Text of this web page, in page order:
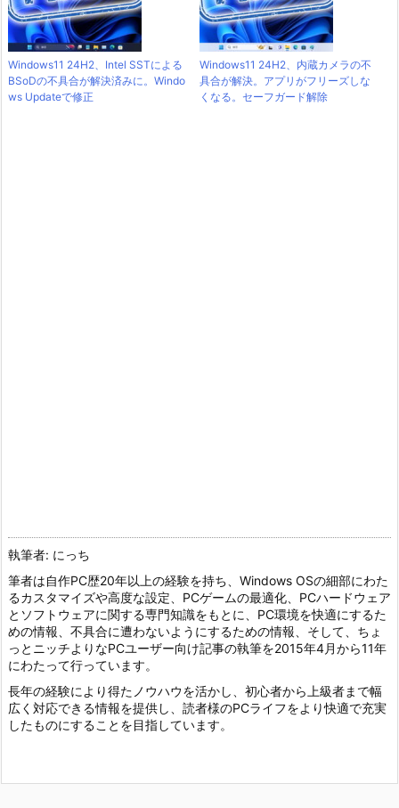
Windows11 24H2、Intel SSTによる
BSoDの不具合が解決済みに。Windo
ws Updateで修正
Windows11 24H2、内蔵カメラの不
具合が解決。アプリがフリーズしな
くなる。セーフガード解除
執筆者: にっち
筆者は自作PC歴20年以上の経験を持ち、Windows OSの細部にわた
るカスタマイズや高度な設定、PCゲームの最適化、PCハードウェア
とソフトウェアに関する専門知識をもとに、PC環境を快適にするた
めの情報、不具合に遭わないようにするための情報、そして、ちょ
っとニッチよりなPCユーザー向け記事の執筆を2015年4月から11年
にわたって行っています。
長年の経験により得たノウハウを活かし、初心者から上級者まで幅
広く対応できる情報を提供し、読者様のPCライフをより快適で充実
したものにすることを目指しています。